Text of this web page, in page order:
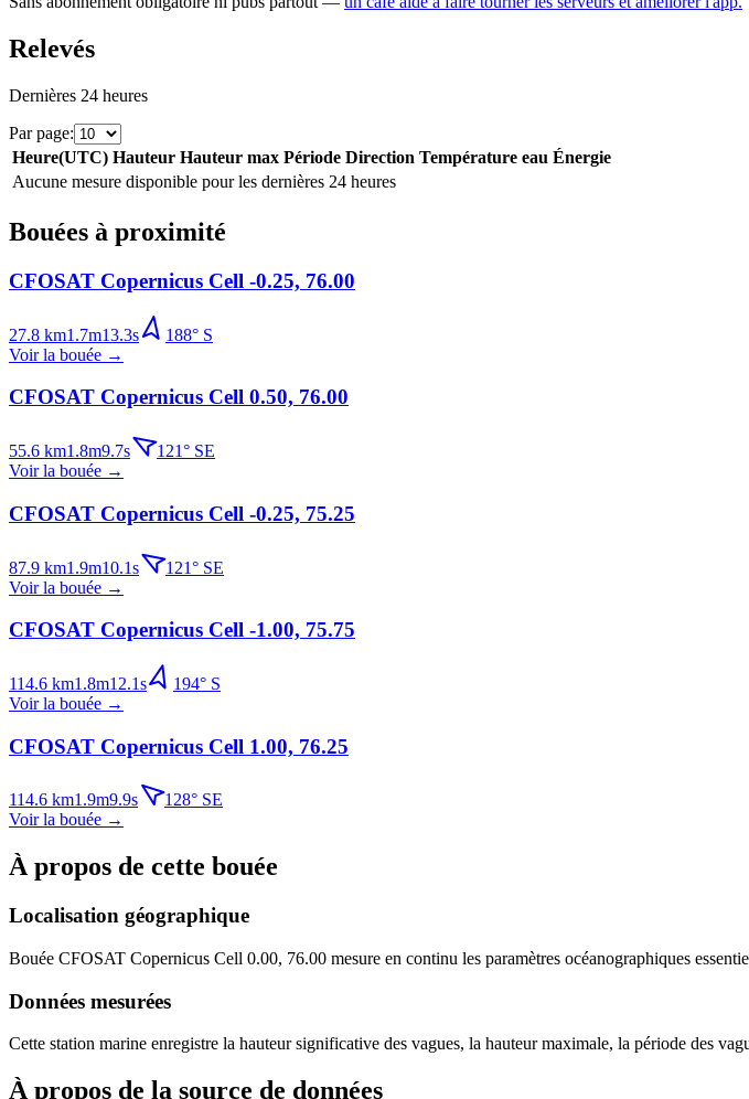
Relevés
Dernières 24 heures
Par page:
Heure(UTC) Hauteur Hauteur max Période Direction Température eau Énergie
Aucune mesure disponible pour les dernières 24 heures
Bouées à proximité
CFOSAT Copernicus Cell -0.25, 76.00
27.8 km1.7m13.3s 188° S
Voir la bouée →
CFOSAT Copernicus Cell 0.50, 76.00
55.6 km1.8m9.7s 121° SE
Voir la bouée →
CFOSAT Copernicus Cell -0.25, 75.25
87.9 km1.9m10.1s 121° SE
Voir la bouée →
CFOSAT Copernicus Cell -1.00, 75.75
114.6 km1.8m12.1s 194° S
Voir la bouée →
CFOSAT Copernicus Cell 1.00, 76.25
114.6 km1.9m9.9s 128° SE
Voir la bouée →
À propos de cette bouée
Localisation géographique
Bouée CFOSAT Copernicus Cell 0.00, 76.00 mesure en continu les paramètres océanographiques
Données mesurées
Cette station marine enregistre la hauteur significative des vagues, la hauteur maximale, la période des
À propos de la source de données